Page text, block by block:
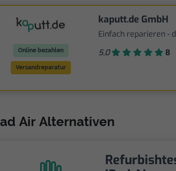
Online bezahlen
Versandreparatur
kaputt.de GmbH
Einfach reparieren -
5,0
8
Air Alternativen